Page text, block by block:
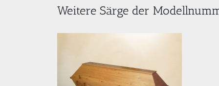
Weitere Särge der